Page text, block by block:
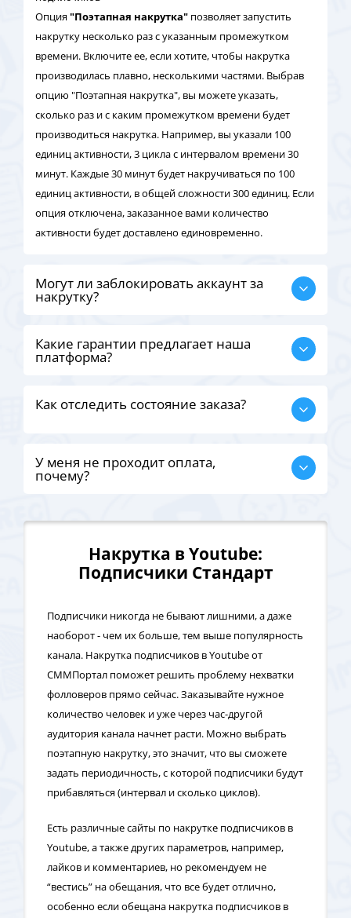
Опция"Поэтапная накрутка" позволяет запустить
накрутку несколько раз с указанным промежутком
времени. Включите ее, если хотите, чтобы накрутка
производилась плавно, несколькими частями. Выбрав
опцию "Поэтапная накрутка", вы можете указать,
сколько раз и с каким промежутком времени будет
производиться накрутка. Например, вы указали 100
единиц активности, 3 цикла с интервалом времени 30
минут. Каждые 30 минут будет накручиваться по 100
единиц активности, в общей сложности 300 единиц. Если
опция отключена, заказанное вами количество
активности будет доставлено единовременно.
Могут ли заблокировать аккаунт за
накрутку?
Какие гарантии предлагает наша
платформа?
Как отследить состояние заказа?
У меня не проходит оплата,
почему?
Накрутка в Youtube:
Подписчики Стандарт
Подписчики никогда не бывают лишними, а даже
наоборот - чем их больше, тем выше популярность
канала. Накрутка подписчиков в Youtube от
СММПортал поможет решить проблему нехватки
фолловеров прямо сейчас. Заказывайте нужное
количество человек и уже через час-другой
аудитория канала начнет расти. Можно выбрать
поэтапную накрутку, это значит, что вы сможете
задать периодичность, с которой подписчики будут
прибавляться (интервал и сколько циклов).
Есть различные сайты по накрутке подписчиков в
Youtube, а также других параметров, например,
лайков и комментариев, но рекомендуем не
“вестись” на обещания, что все будет отлично,
особенно если обещана накрутка подписчиков в